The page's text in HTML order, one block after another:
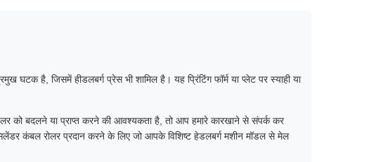
घटक है, जिसमें हीडलबर्ग प्रेस भी शामिल है। यह प्रिंटिंग फॉर्म या प्लेट पर स्याही या
को बदलने या प्राप्त करने की आवश्यकता है, तो आप हमारे कारखाने से संपर्क कर
कंबल रोलर प्रदान करने के लिए जो आपके विशिष्ट हेडलबर्ग मशीन मॉडल से मेल